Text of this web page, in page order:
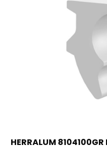
HERRALUM 8104100GR